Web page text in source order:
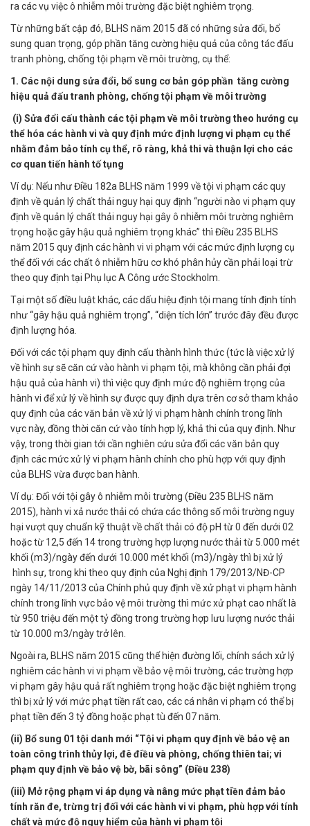
ra các vụ việc ô nhiễm môi trường đặc biệt nghiêm trọng.
Từ những bất cập đó, BLHS năm 2015 đã có những sửa đổi, bổ
sung quan trọng, góp phần tăng cường hiệu quả của công tác đấu
tranh phòng, chống tội phạm về môi trường, cụ thể:
1. Các nội dung sửa đổi, bổ sung cơ bản góp phần tăng cường
hiệu quả đấu tranh phòng, chống tội phạm về môi trường
(i) Sửa đổi cấu thành các tội phạm về môi trường theo hướng cụ
thể hóa các hành vi và quy định mức định lượng vi phạm cụ thể
nhằm đảm bảo tính cụ thể, rõ ràng, khả thi và thuận lợi cho các
cơ quan tiến hành tố tụng
Ví dụ: Nếu như Điều 182a BLHS năm 1999 về tội vi phạm các quy
định về quản lý chất thải nguy hại quy định “người nào vi phạm quy
định về quản lý chất thải nguy hại gây ô nhiễm môi trường nghiêm
trọng hoặc gây hậu quả nghiêm trọng khác” thì Điều 235 BLHS
năm 2015 quy định các hành vi vi phạm với các mức định lượng cụ
thể đối với các chất ô nhiễm hữu cơ khó phân hủy cần phải loại trừ
theo quy định tại Phụ lục A Công ước Stockholm.
Tại một số điều luật khác, các dấu hiệu định tội mang tính định tính
như “gây hậu quả nghiêm trọng”, “diện tích lớn” trước đây đều được
định lượng hóa.
Đối với các tội phạm quy định cấu thành hình thức (tức là việc xử lý
về hình sự sẽ căn cứ vào hành vi phạm tội, mà không cần phải đợi
hậu quả của hành vi) thì việc quy định mức độ nghiêm trọng của
hành vi để xử lý về hình sự được quy định dựa trên cơ sở tham khảo
quy định của các văn bản về xử lý vi phạm hành chính trong lĩnh
vực này, đồng thời căn cứ vào tính hợp lý, khả thi của quy định. Như
vậy, trong thời gian tới cần nghiên cứu sửa đổi các văn bản quy
định các mức xử lý vi phạm hành chính cho phù hợp với quy định
của BLHS vừa được ban hành.
Ví dụ: Đối với tội gây ô nhiễm môi trường (Điều 235 BLHS năm
2015), hành vi xả nước thải có chứa các thông số môi trường nguy
hại vượt quy chuẩn kỹ thuật về chất thải có độ pH từ 0 đến dưới 02
hoặc từ 12,5 đến 14 trong trường hợp lượng nước thải từ 5.000 mét
khối (m3)/ngày đến dưới 10.000 mét khối (m3)/ngày thì bị xử lý
hình sự, trong khi theo quy định của Nghị định 179/2013/NĐ-CP
ngày 14/11/2013 của Chính phủ quy định về xử phạt vi phạm hành
chính trong lĩnh vực bảo vệ môi trường thì mức xử phạt cao nhất là
từ 950 triệu đến một tỷ đồng trong trường hợp lưu lượng nước thải
từ 10.000 m3/ngày trở lên.
Ngoài ra, BLHS năm 2015 cũng thể hiện đường lối, chính sách xử lý
nghiêm các hành vi vi phạm về bảo vệ môi trường, các trường hợp
vi phạm gây hậu quả rất nghiêm trọng hoặc đặc biệt nghiêm trọng
thì bị xử lý với mức phạt tiền rất cao, các cá nhân vi phạm có thể bị
phạt tiền đến 3 tỷ đồng hoặc phạt tù đến 07 năm.
(ii) Bổ sung 01 tội danh mới “Tội vi phạm quy định về bảo vệ an
toàn công trình thủy lợi, đê điều và phòng, chống thiên tai; vi
phạm quy định về bảo vệ bờ, bãi sông” (Điều 238)
(iii) Mở rộng phạm vi áp dụng và nâng mức phạt tiền đảm bảo
tính răn đe, trừng trị đối với các hành vi vi phạm, phù hợp với tính
chất và mức độ nguy hiểm của hành vi phạm tội